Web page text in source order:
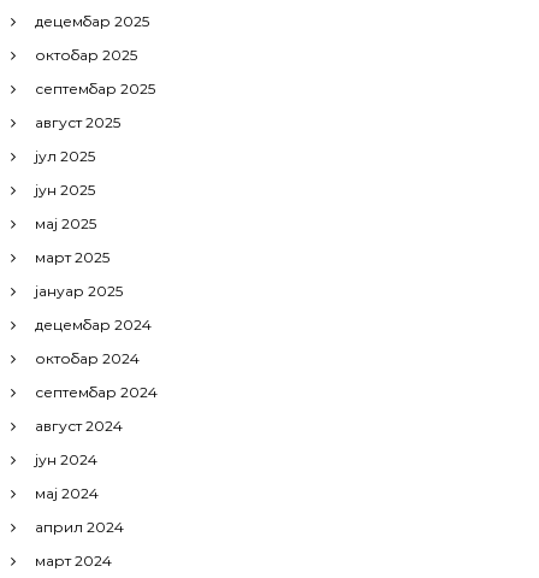
к
а
децембар 2025
октобар 2025
септембар 2025
август 2025
јул 2025
јун 2025
мај 2025
март 2025
јануар 2025
децембар 2024
октобар 2024
септембар 2024
август 2024
јун 2024
мај 2024
април 2024
март 2024